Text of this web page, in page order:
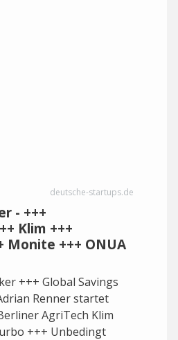
deutsche-startups.de
- +++
Klim +++
Monite +++ ONUA
+++ Global Savings
Renner startet
AgriTech Klim
+++ Unbedingt